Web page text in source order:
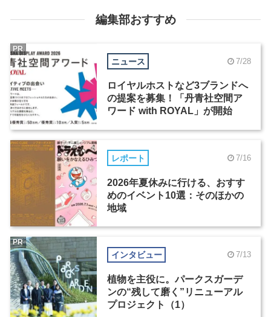
編集部おすすめ
ニュース 7/28
ロイヤルホストなど3ブランドへ
の提案を募集！「丹青社空間ア
ワード with ROYAL」が開始
PR
レポート 7/16
2026年夏休みに行ける、おすす
めのイベント10選：そのほかの
地域
インタビュー 7/13
植物を主役に。パークスガーデ
ンの“残して磨く”リニューアル
プロジェクト（1）
PR